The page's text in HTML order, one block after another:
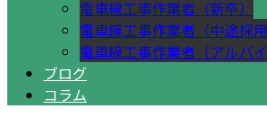
電車線工事作業者（新卒）
電車線工事作業者（中途採用
電車線工事作業者（アルバイ
ブログ
コラム